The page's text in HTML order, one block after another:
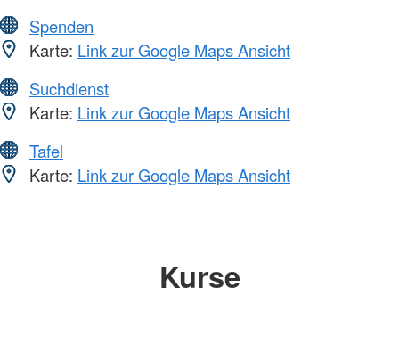
Spenden
Karte: Link zur Google Maps Ansicht
Suchdienst
Karte: Link zur Google Maps Ansicht
Tafel
Karte: Link zur Google Maps Ansicht
Kurse